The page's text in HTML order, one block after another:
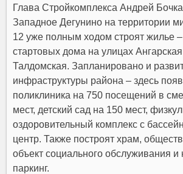
Глава Стройкомплекса Андрей
Западное Дегунино на территории
12 уже полным ходом строят жилье –
стартовых дома на улицах
Талдомская. Запланировано и
инфраструктуры района – здесь
поликлиника на 750 посещений в
мест, детский сад на 150 мест,
оздоровительный комплекс с
центр. Также построят храм,
объект социального обслуживания
паркинг.